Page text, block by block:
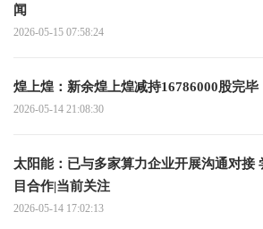
闻
2026-05-15 07:58:24
煌上煌：新余煌上煌减持16786000股完毕
2026-05-14 21:08:30
太阳能：已与多家算力企业开展沟通对接
目合作|当前关注
2026-05-14 17:02:13